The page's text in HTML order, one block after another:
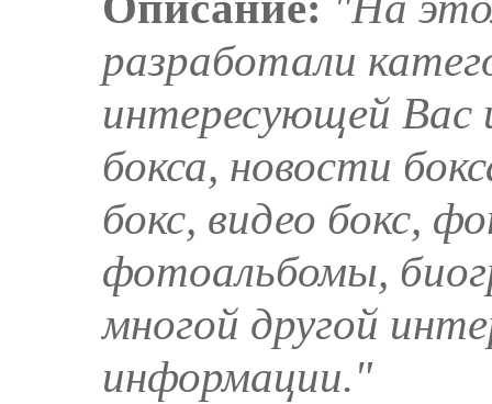
разработали
интересующей Вас
бокса, новости
бокс, видео бокс,
фотоальбомы,
многой другой
информации."